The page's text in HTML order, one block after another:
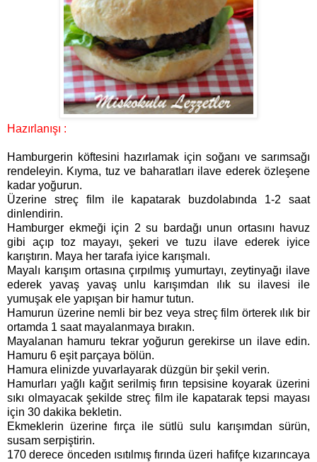
Hazırlanışı :
Hamburgerin köftesini hazırlamak için soğanı ve sarımsağı
rendeleyin. Kıyma, tuz ve baharatları ilave ederek özleşene
kadar yoğurun.
Üzerine streç film ile kapatarak buzdolabında 1-2 saat
dinlendirin.
Hamburger ekmeği için 2 su bardağı unun ortasını havuz
gibi açıp toz mayayı, şekeri ve tuzu ilave ederek iyice
karıştırın. Maya her tarafa iyice karışmalı.
Mayalı karışım ortasına çırpılmış yumurtayı, zeytinyağı ilave
ederek yavaş yavaş unlu karışımdan ılık su ilavesi ile
yumuşak ele yapışan bir hamur tutun.
Hamurun üzerine nemli bir bez veya streç film örterek ılık bir
ortamda 1 saat mayalanmaya bırakın.
Mayalanan hamuru tekrar yoğurun gerekirse un ilave edin.
Hamuru 6 eşit parçaya bölün.
Hamura elinizde yuvarlayarak düzgün bir şekil verin.
Hamurları yağlı kağıt serilmiş fırın tepsisine koyarak üzerini
sıkı olmayacak şekilde streç film ile kapatarak tepsi mayası
için 30 dakika bekletin.
Ekmeklerin üzerine fırça ile sütlü sulu karışımdan sürün,
susam serpiştirin.
170 derece önceden ısıtılmış fırında üzeri hafifçe kızarıncaya